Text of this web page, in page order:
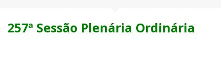
257ª Sessão Plenária Ordinária